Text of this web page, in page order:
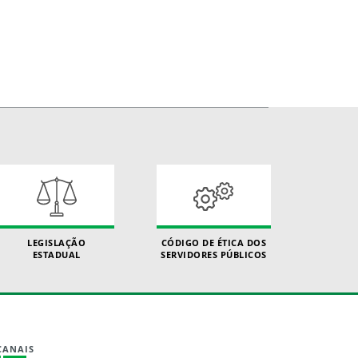
LEGISLAÇÃO
ESTADUAL
CÓDIGO DE ÉTICA DOS
SERVIDORES PÚBLICOS